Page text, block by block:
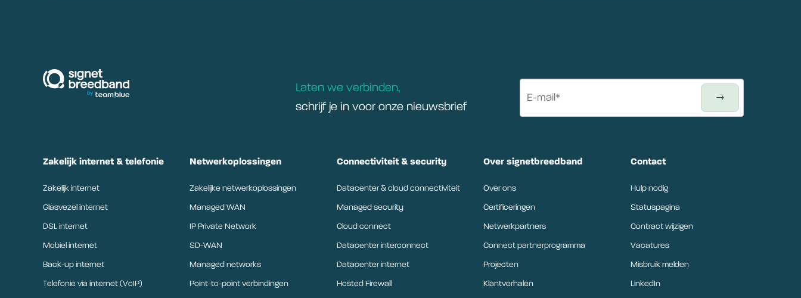
Laten we verbinden,
schrijf je in voor onze nieuwsbrief
Zakelijk internet & telefonie
Zakelijk internet
Glasvezel internet
DSL internet
Mobiel internet
Back-up internet
Telefonie via internet (VoIP)
Netwerkoplossingen
Zakelijke netwerkoplossingen
Managed WAN
IP Private Network
SD-WAN
Managed networks
Point-to-point verbindingen
Connectiviteit & security
Datacenter & cloud connectiviteit
Managed security
Cloud connect
Datacenter interconnect
Datacenter internet
Hosted Firewall
Over signetbreedband
Over ons
Certificeringen
Netwerkpartners
Connect partnerprogramma
Projecten
Klantverhalen
Contact
Hulp nodig
Statuspagina
Contract wijzigen
Vacatures
Misbruik melden
LinkedIn